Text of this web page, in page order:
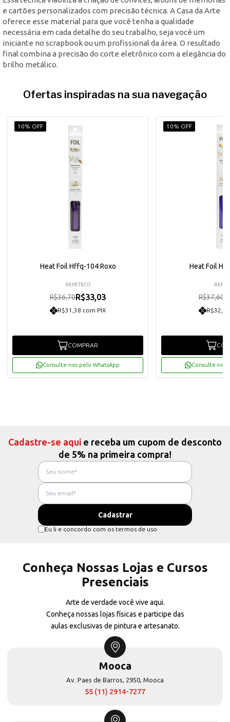
e cartões personalizados com precisão técnica. A Casa da Arte
oferece esse material para que você tenha a qualidade
necessária em cada detalhe do seu trabalho, seja você um
iniciante no scrapbook ou um profissional da área. O resultado
final combina a precisão do corte eletrônico com a elegância do
brilho metálico.
Ofertas inspiradas na sua navegação
10% OFF
Heat Foil Hffq-104 Roxo
REPETECO
R$36,70R$33,03
R$31,38 com PIX
COMPRAR
Consulte-nos pelo WhatsApp
10% OFF
Heat Foil
R$37,60
Consulte-nos
Cadastre-se aqui e receba um cupom de desconto
de 5% na primeira compra!
Eu li e concordo com os termos de uso
Conheça Nossas Lojas e Cursos
Presenciais
Arte de verdade você vive aqui.
Conheça nossas lojas físicas e participe das
aulas exclusivas de pintura e artesanato.
Mooca
Av. Paes de Barros, 2950, Mooca
55 (11) 2914-7277